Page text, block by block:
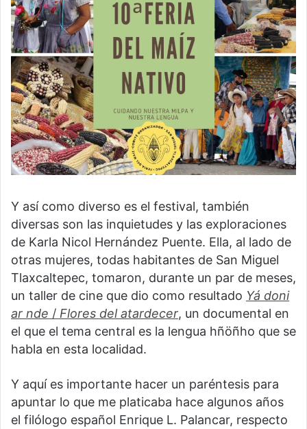
Y así como diverso es el festival, también
diversas son las inquietudes y las exploraciones
de Karla Nicol Hernández Puente. Ella, al lado de
otras mujeres, todas habitantes de San Miguel
Tlaxcaltepec, tomaron, durante un par de meses,
un taller de cine que dio como resultado Yá doni
ar nde / Flores del atardecer, un documental en
el que el tema central es la lengua hñöñho que se
habla en esta localidad.
Y aquí es importante hacer un paréntesis para
apuntar lo que me platicaba hace algunos años
el filólogo español Enrique L. Palancar, respecto